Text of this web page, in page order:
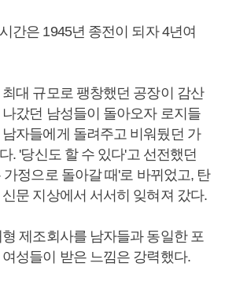
간은 1945년 종전이 되자 4년여
대 규모로 팽창했던 공장이 감산
갔던 남성들이 돌아오자 로지들
자들에게 돌려주고 비워뒀던 가
. '당신도 할 수 있다'고 선전했던
정으로 돌아갈 때'로 바뀌었고, 탄
문 지상에서 서서히 잊혀져 갔다.
제조회사를 남자들과 동일한 포
성들이 받은 느낌은 강력했다.